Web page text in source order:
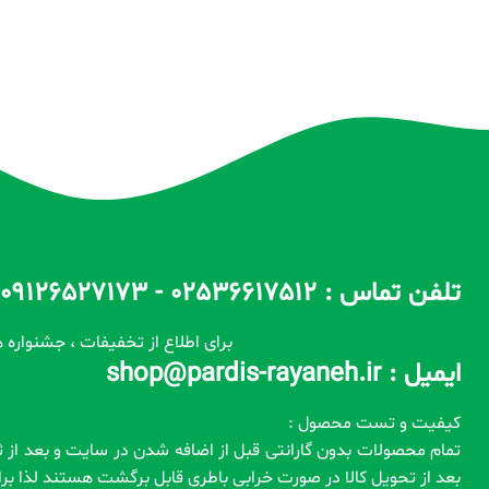
تلفن تماس : 02536617512 - 09126527173 - 09100557173 ساعات پاسخگویی : 10 الی 14 / 17 الی 22
برای اطلاع از تخفیفات ،
ایمیل : shop@pardis-rayaneh.ir
کیفیت و تست محصول :
بعد از تحویل کالا در صورت خرابی باطری قابل برگشت هستند